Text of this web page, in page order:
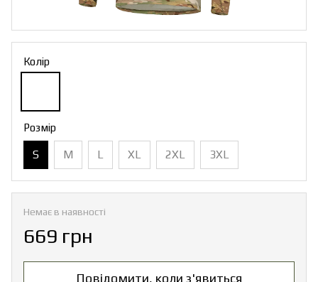
Колір
Розмір
S M L XL 2XL 3XL
Немає в наявності
669 грн
Повідомити, коли з'явиться